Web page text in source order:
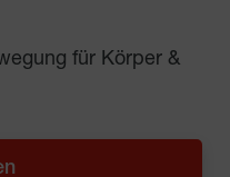
für Körper &